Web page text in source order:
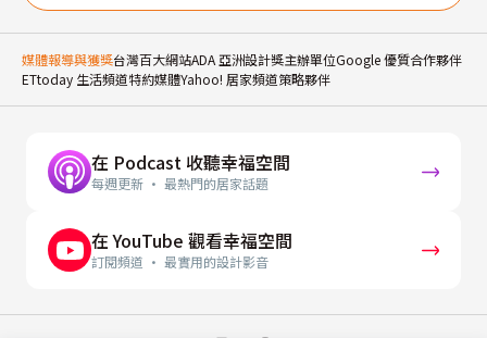
媒體報導與獲獎台灣百大網站ADA 亞洲設計獎主辦單位Google 優質合作夥伴
ETtoday 生活頻道特約媒體Yahoo! 居家頻道策略夥伴
在 Podcast 收聽幸福空間
每週更新 · 最熱門的居家話題
在 YouTube 觀看幸福空間
訂閱頻道 · 最實用的設計影音